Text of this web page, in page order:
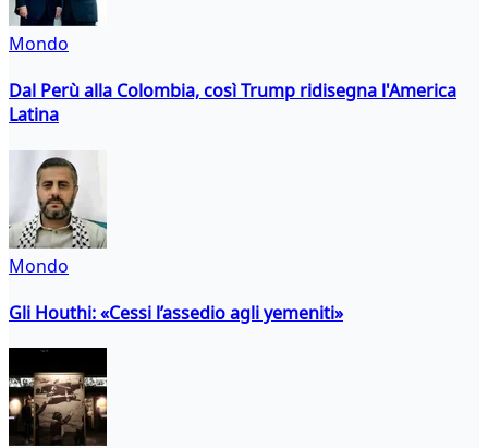
Mondo
Dal Perù alla Colombia, così Trump ridisegna l'America
Latina
Mondo
Gli Houthi: «Cessi l’assedio agli yemeniti»